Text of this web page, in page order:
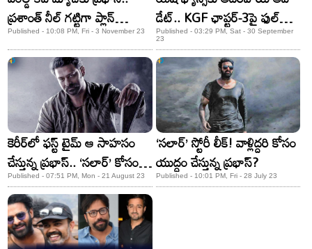
ప్రశాంత్ నీల్ గట్టిగా ప్లాన్
చేశాడుగా!
Published - 10:08 PM, Fri - 3 November 23
డేట్.. KGF ఛాప్టర్-3పై ఫుల్
క్లారిటీ!
Published - 03:29 PM, Sat - 30 September
23
కెరీర్​లో ఫస్ట్ టైమ్ ఆ సాహసం
చేస్తున్న ప్రభాస్.. ‘సలార్’ కోసం
ఏకంగా..!
Published - 07:51 PM, Mon - 21 August 23
‘సలార్’ స్టోరీ లీక్! వాళ్లిద్దరి కోసం
యుద్ధం చేస్తున్న ప్రభాస్?
Published - 10:01 PM, Fri - 28 July 23